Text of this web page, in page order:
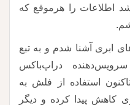
اطلاعات را هرموقع که
با فضاهای ابری آشنا شدم و به تبع
دراپ‌باکس
استفاده از فلش به
کاهش پیدا کرده و دیگر